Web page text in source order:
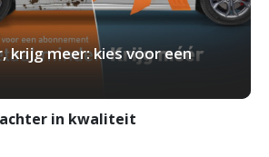
krijg meer: kies voor een
in kwaliteit